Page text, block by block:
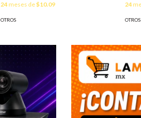
24meses de$10.09
OTROS
24
OTROS